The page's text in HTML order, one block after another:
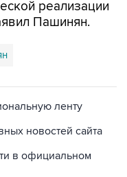
реализации
Пашинян.
ленту
новостей сайта
в официальном